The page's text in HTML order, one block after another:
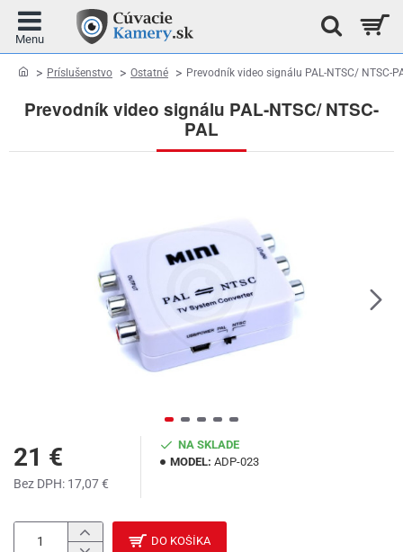
Prevodník video signálu PAL-NTSC/ NTSC-
PAL
homePríslušenstvo Ostatné Prevodník video signálu PAL-NTSC/ NTSC-
21 €
Bez DPH: 17,07 €
NA SKLADE
MODEL: ADP-023
DO KOŠÍKA